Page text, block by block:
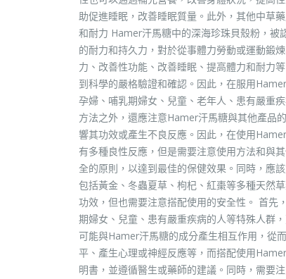
助促進睡眠，改善睡眠質量。此外，其他中草
和耐力 Hamer汗馬糖中的深海珍珠貝殼粉，被
的耐力和持久力，對於從事體力勞動或運動鍛
力、改善性功能、改善睡眠、提高體力和耐力
到科學的嚴格驗證和確認。因此，在服用
孕婦、哺乳期婦女、兒童、老年人、患有嚴重
方法之外，還應注意Hamer汗馬糖與其他產品
響其功效或產生不良反應。因此，在使用
有多種良性反應，但是需要注意使用方法和與
全的原則，以達到最佳的保健效果。同時，應
包括黃金、冬蟲夏草、枸杞、紅棗等多種天然
功效，但也需要注意搭配使用的安全性。 首先
期婦女、兒童、患有嚴重疾病的人等特殊人群
可能與Hamer汗馬糖的成分產生相互作用，從
平、產生心理或神經反應等，而搭配使用
明書，並遵循醫生或藥師的建議。同時，需要